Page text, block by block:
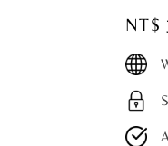
price
NT$